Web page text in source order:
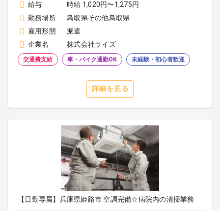
給与
時給 1,020円〜1,275円
勤務場所
鳥取県その他鳥取県
雇用形態
派遣
企業名
株式会社ライズ
交通費支給 車・バイク通勤OK 未経験・初心者歓迎
詳細を見る
【日勤専属】兵庫県姫路市 空調完備☆病院内の清掃業務